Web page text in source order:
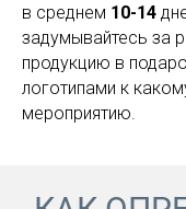
в среднем 10-14
задумывайтесь за
продукцию в
логотипами к
мероприятию.